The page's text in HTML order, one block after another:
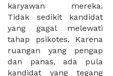
karyawan mereka.
Tidak sedikit kandidat
yang gagal melewati
tahap psikotes. Karena
ruangan yang pengap
dan panas, ada pula
kandidat yang tegang
setiap tahap nya. Nah,
anda dapat
menggunakan XWORK.
kami dapat membantu
anda mempersiapkan
ruangan dengan
fasilitas dan lokasi